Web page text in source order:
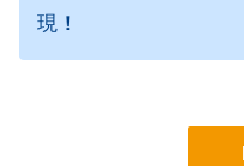
現！